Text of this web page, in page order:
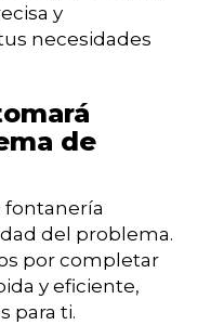
y
necesidades
de
fontanería
del problema.
por completar
y eficiente,
para ti.